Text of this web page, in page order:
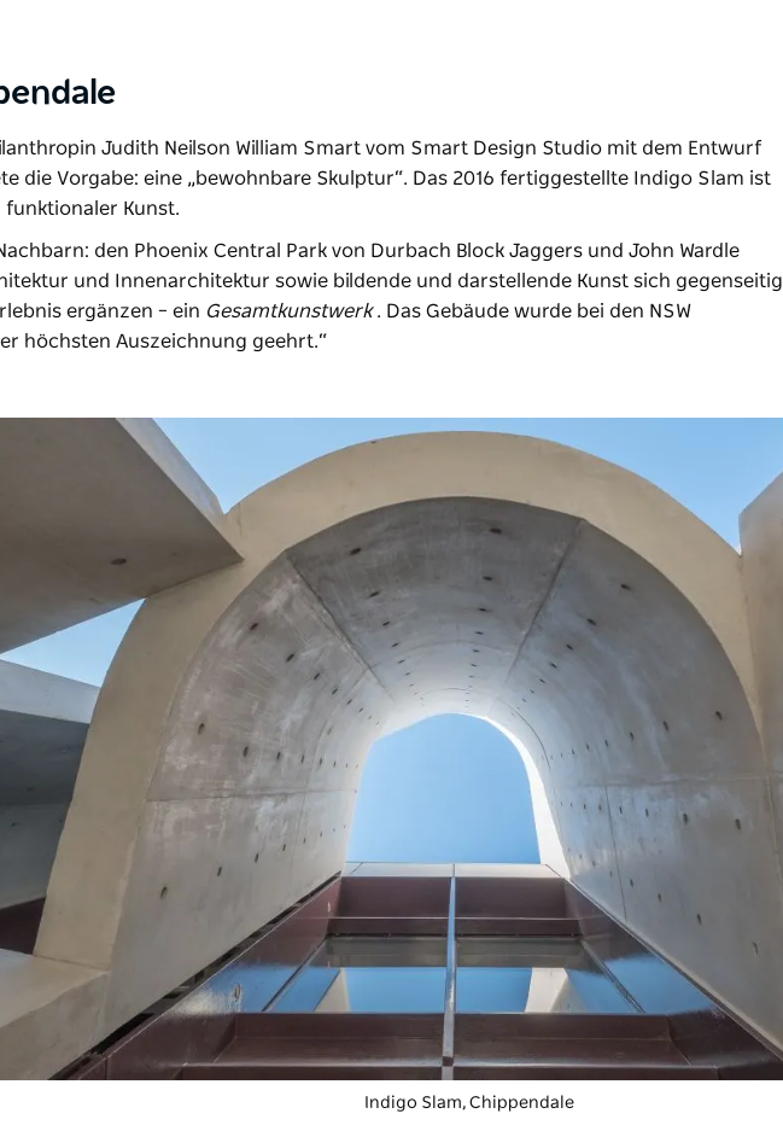
Judith Neilson William Smart vom Smart Design Studio mit dem Entwurf
die Vorgabe: eine „bewohnbare Skulptur“. Das 2016 fertiggestellte Indigo Slam ist
funktionaler Kunst.
den Phoenix Central Park von Durbach Block Jaggers und John Wardle
und Innenarchitektur sowie bildende und darstellende Kunst sich gegenseitig
ergänzen – ein Gesamtkunstwerk. Das Gebäude wurde bei den NSW
höchsten Auszeichnung geehrt.“
Indigo Slam, Chippendale